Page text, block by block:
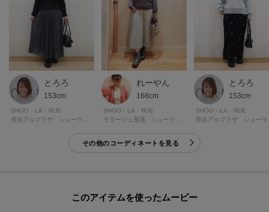
とろろ
153cm
SHOO・LA・RUE
れーやん
168cm
SHOO・LA・RUE
とろろ
153cm
SHOO・LA・RUE
その他のコーディネートを見る
このアイテムを使ったムービー